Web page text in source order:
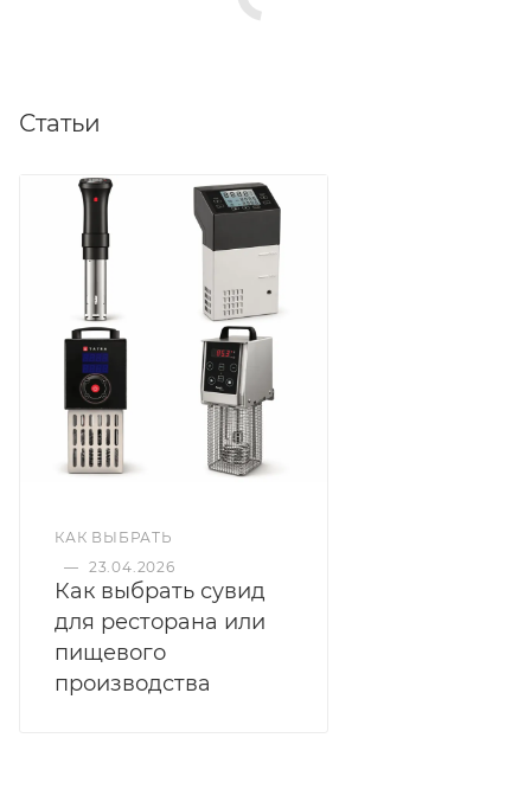
Статьи
КАК ВЫБРАТЬ
— 23.04.2026
Как выбрать сувид
для ресторана или
пищевого
производства